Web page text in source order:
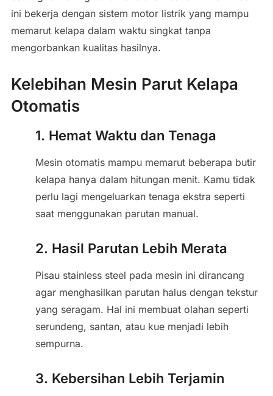
ini bekerja dengan sistem motor listrik yang mampu
memarut kelapa dalam waktu singkat tanpa
mengorbankan kualitas hasilnya.
Kelebihan Mesin Parut Kelapa
Otomatis
1. Hemat Waktu dan Tenaga
Mesin otomatis mampu memarut beberapa butir
kelapa hanya dalam hitungan menit. Kamu tidak
perlu lagi mengeluarkan tenaga ekstra seperti
saat menggunakan parutan manual.
2. Hasil Parutan Lebih Merata
Pisau stainless steel pada mesin ini dirancang
agar menghasilkan parutan halus dengan tekstur
yang seragam. Hal ini membuat olahan seperti
serundeng, santan, atau kue menjadi lebih
sempurna.
3. Kebersihan Lebih Terjamin